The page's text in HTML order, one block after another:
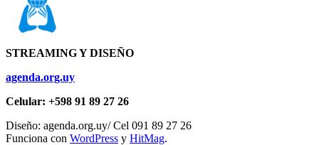
STREAMING Y DISEÑO
agenda.org.uy
Celular: +598 91 89 27 26
Diseño: agenda.org.uy/ Cel 091 89 27 26
Funciona con WordPress y HitMag.